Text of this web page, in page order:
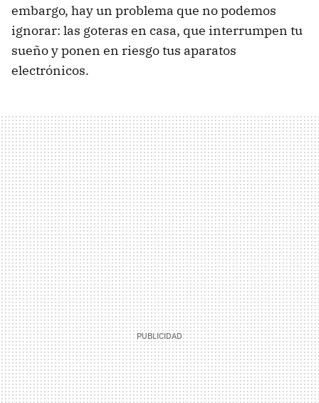
embargo, hay un problema que no podemos
ignorar: las goteras en casa, que interrumpen tu
sueño y ponen en riesgo tus aparatos
electrónicos.